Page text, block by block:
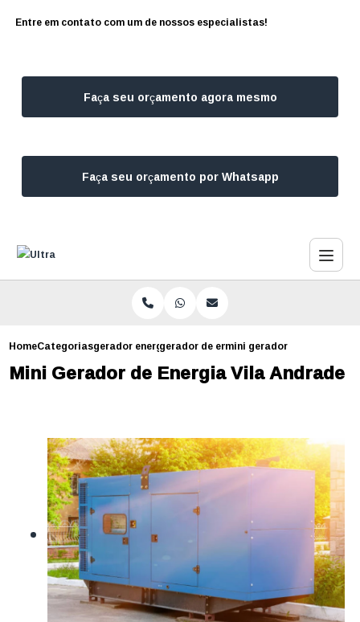
Entre em contato com um de nossos especialistas!
Faça seu orçamento agora mesmo
Faça seu orçamento por Whatsapp
HomeCategoriasgerador energiagerador de energia a gasolina
mini gerador de energia
Mini Gerador de Energia Vila Andrade